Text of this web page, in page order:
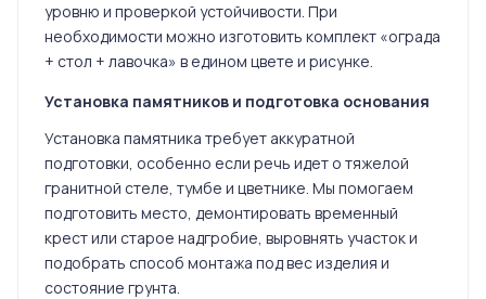
уровню и проверкой устойчивости. При
необходимости можно изготовить комплект «ограда
+ стол + лавочка» в едином цвете и рисунке.
Установка памятников и подготовка основания
Установка памятника требует аккуратной
подготовки, особенно если речь идет о тяжелой
гранитной стеле, тумбе и цветнике. Мы помогаем
подготовить место, демонтировать временный
крест или старое надгробие, выровнять участок и
подобрать способ монтажа под вес изделия и
состояние грунта.